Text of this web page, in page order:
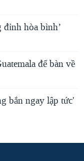
hòa bình’
để bàn về
bắn ngay lập tức'